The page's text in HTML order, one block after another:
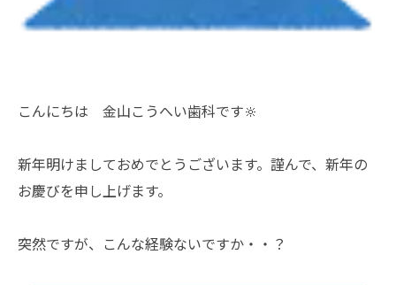
こんにちは 金山こうへい歯科です🔆
新年明けましておめでとうございます。謹んで、新年の
お慶びを申し上げます。
突然ですが、こんな経験ないですか・・？